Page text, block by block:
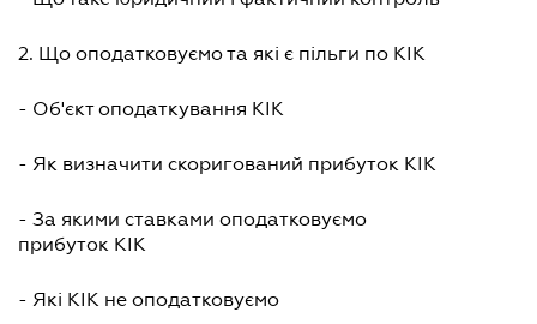
2. Що оподатковуємо та які є пільги по КІК
- Об'єкт оподаткування КІК
- Як визначити скоригований прибуток КІК
- За якими ставками оподатковуємо
прибуток КІК
- Які КІК не оподатковуємо